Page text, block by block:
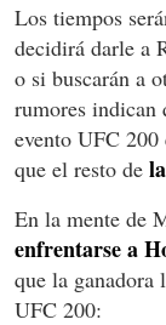
Los tiempos
decidirá darle a
o si buscarán a
rumores indican
evento UFC
que el resto de
En la mente de
enfrentarse a
que la ganadora
UFC 200: